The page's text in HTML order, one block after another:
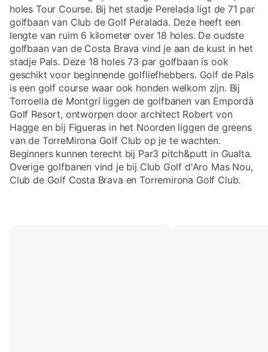
holes Tour Course. Bij het stadje Perelada ligt de 71 par
golfbaan van Club de Golf Peralada. Deze heeft een
lengte van ruim 6 kilometer over 18 holes. De oudste
golfbaan van de Costa Brava vind je aan de kust in het
stadje Pals. Deze 18 holes 73 par golfbaan is ook
geschikt voor beginnende golfliefhebbers. Golf de Pals
is een golf course waar ook honden welkom zijn. Bij
Torroella de Montgrí liggen de golfbanen van Empordà
Golf Resort, ontworpen door architect Robert von
Hagge en bij Figueras in het Noorden liggen de greens
van de TorreMirona Golf Club op je te wachten.
Beginners kunnen terecht bij Par3 pitch&putt in Gualta.
Overige golfbanen vind je bij Club Golf d'Aro Mas Nou,
Club de Golf Costa Brava en Torremirona Golf Club.